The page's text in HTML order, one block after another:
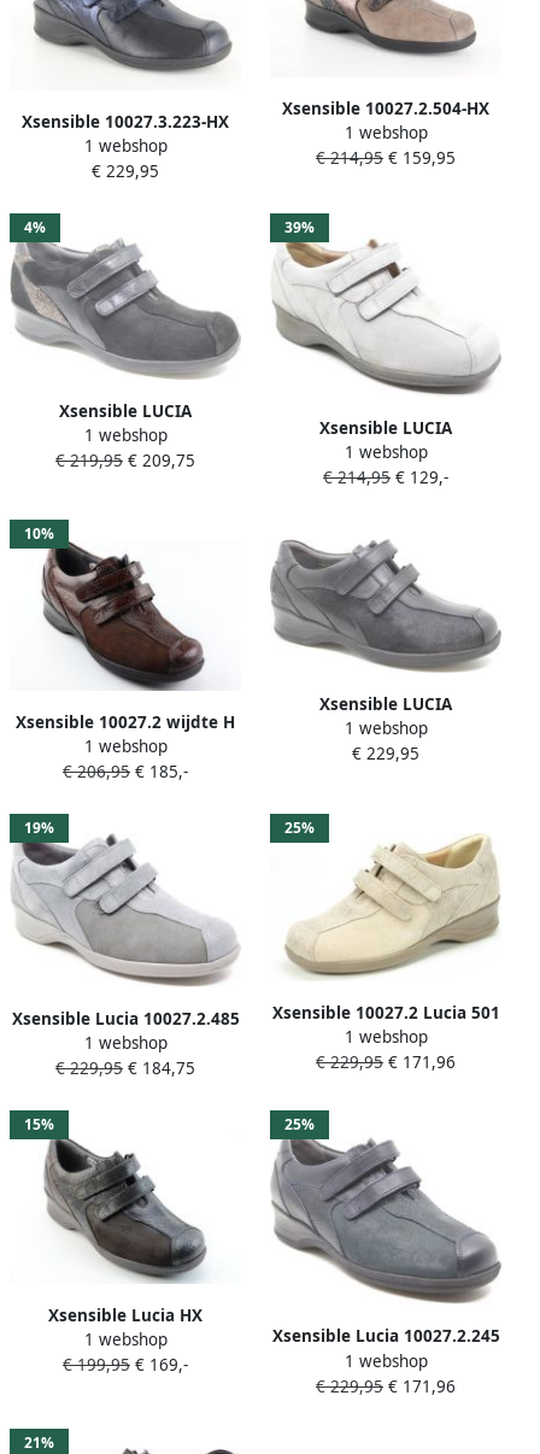
Xsensible 10027.3.223-HX
dames
klittenbandschoenen (8)
1 webshop
€ 229,95
Xsensible 10027.2.504-HX
dames
klittenbandschoenen (7 5)
1 webshop
€ 214,95 € 159,95
4%
Xsensible LUCIA
10027.2.003 Zwarte
klittenbandschoenen met
1 webshop
€ 219,95 € 209,75
39%
Xsensible LUCIA
10027.2.809 Lichtgrijze
klittenbandschoenen met
1 webshop
€ 214,95 € 129,-
10%
Xsensible 10027.2 wijdte H
Klittenbandschoenen
1 webshop
€ 206,95 € 185,-
Xsensible LUCIA
10027.2.099 Zwarte
klittenbandschoenen met
1 webshop
€ 229,95
19%
Xsensible Lucia 10027.2.485
Zacht groene
klittenbandschoenen met
1 webshop
€ 229,95 € 184,75
25%
Xsensible 10027.2 Lucia 501
Taupe H-Wijdte
Klittenbandschoenen
1 webshop
€ 229,95 € 171,96
15%
Xsensible Lucia HX
1 webshop
€ 199,95 € 169,-
25%
Xsensible Lucia 10027.2.245
blauwe
klittenbandschoenen met
1 webshop
€ 229,95 € 171,96
21%